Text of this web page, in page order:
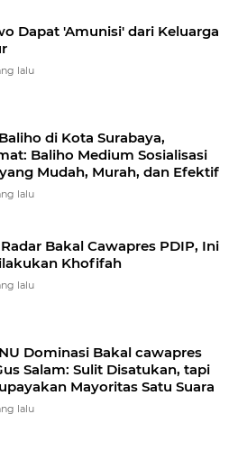
Dapat 'Amunisi' dari Keluarga
lalu
di Kota Surabaya,
Baliho Medium Sosialisasi
Mudah, Murah, dan Efektif
lalu
Bakal Cawapres PDIP, Ini
Khofifah
lalu
Dominasi Bakal cawapres
Salam: Sulit Disatukan, tapi
Mayoritas Satu Suara
lalu